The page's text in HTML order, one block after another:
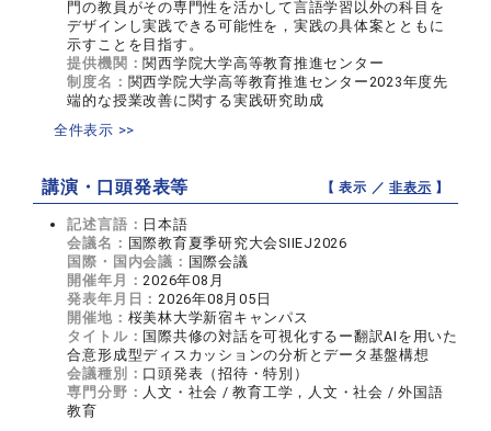
門の教員がその専門性を活かして言語学習以外の科目を
デザインし実践できる可能性を，実践の具体案とともに
示すことを目指す。
提供機関： 関西学院大学高等教育推進センター
制度名： 関西学院大学高等教育推進センター2023年度先
端的な授業改善に関する実践研究助成
全件表示 >>
講演・口頭発表等 【 表示 ／非表示 】
記述言語： 日本語
会議名： 国際教育夏季研究大会SIIEJ2026
国際・国内会議： 国際会議
開催年月：2026年08月
発表年月日：2026年08月05日
開催地： 桜美林大学新宿キャンパス
タイトル： 国際共修の対話を可視化するー翻訳AIを用いた
合意形成型ディスカッションの分析とデータ基盤構想
会議種別： 口頭発表（招待・特別）
専門分野： 人文・社会 / 教育工学，人文・社会 / 外国語
教育